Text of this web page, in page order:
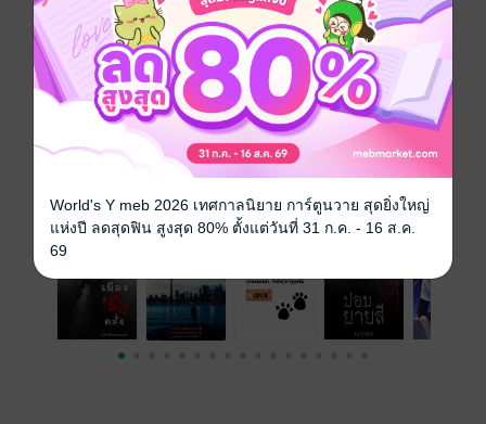
ประเภทไฟล์ pdf, epub(สารบัญ)
วันที่วางขาย 29 พฤษภาคม 2568
ความยาว 58 หน้า (≈ 9,029 คำ)
159 บาท (ประหยัด 12%)
เรื่องที่คุณน่าจะสนใจ
World's Y meb 2026 เทศกาลนิยาย การ์ตูนวาย สุดยิ่งใหญ่
แห่งปี ลดสุดฟิน สูงสุด 80% ตั้งแต่วันที่ 31 ก.ค. - 16 ส.ค.
69